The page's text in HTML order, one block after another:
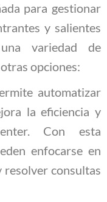
para gestionar
y salientes
variedad de
opciones:
automatizar
la eficiencia y
Con esta
enfocarse en
resolver consultas